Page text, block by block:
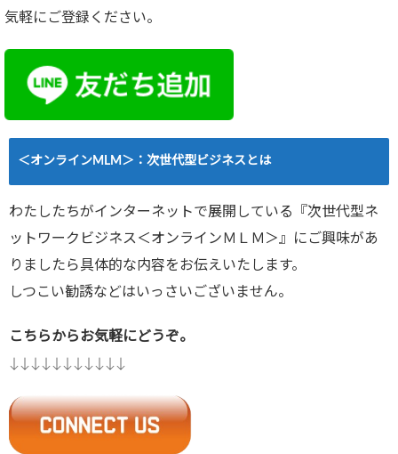
気軽にご登録ください。
＜オンラインMLM＞：次世代型ビジネスとは
わたしたちがインターネットで展開している『次世代型ネ
ットワークビジネス＜オンラインＭＬＭ＞』にご興味があ
りましたら具体的な内容をお伝えいたします。
しつこい勧誘などはいっさいございません。
こちらからお気軽にどうぞ。
↓↓↓↓↓↓↓↓↓↓↓